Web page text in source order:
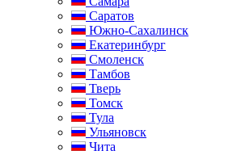
Саратов
Южно-Сахалинск
Екатеринбург
Смоленск
Тамбов
Тверь
Томск
Тула
Ульяновск
Чита